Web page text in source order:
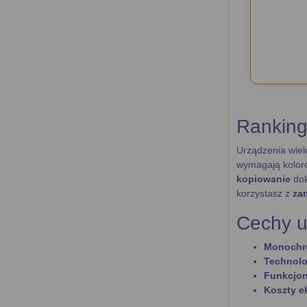
Urządzenia
wymagają
kopiowanie
korzystasz z
Cechy
Koszty